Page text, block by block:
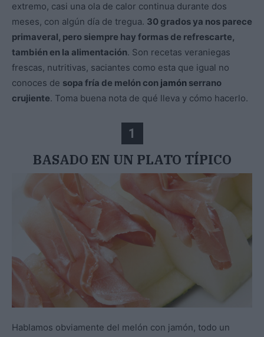
extremo, casi una ola de calor continua durante dos
meses, con algún día de tregua. 30 grados ya nos parece
primaveral, pero siempre hay formas de refrescarte,
también en la alimentación. Son recetas veraniegas
frescas, nutritivas, saciantes como esta que igual no
conoces de sopa fría de melón con jamón serrano
crujiente. Toma buena nota de qué lleva y cómo hacerlo.
1
BASADO EN UN PLATO TÍPICO
Hablamos obviamente del melón con jamón, todo un